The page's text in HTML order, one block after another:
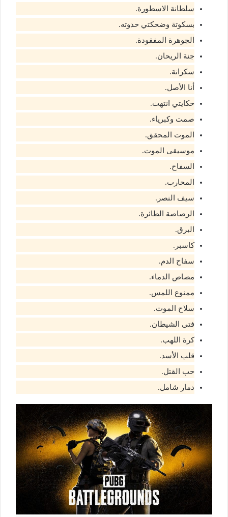
سلطانة الاسطورة.
بسكوتة وضحكتي حدوته.
الجوهرة المفقودة.
جنة الريحان.
سكرانة.
أنا الأصل.
حكايتي انتهت.
صمت وكبرياء.
الموت المحقق.
موسيقى الموت.
السفاح.
المحارب.
سيف النصر.
الرصاصة الطائرة.
البرق.
كاسبر.
سفاح الدم.
مصاص الدماء.
ممنوع اللمس.
سلاح الموت.
فتى الشيطان.
كرة اللهب.
قلب الأسد.
حب القتل.
دمار شامل.